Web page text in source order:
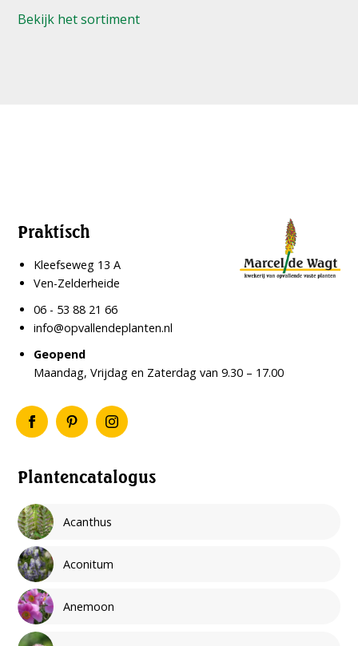
Bekijk het sortiment
Plantencatalogus
Acanthus
Aconitum
Anemoon
Praktisch
Kleefseweg 13 A
Ven-Zelderheide
06 - 53 88 21 66
info@opvallendeplanten.nl
Geopend
Maandag, Vrijdag en Zaterdag van 9.30 – 17.00